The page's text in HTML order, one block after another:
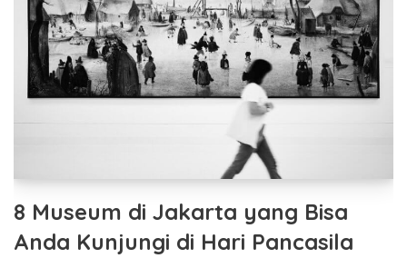
8 Museum di Jakarta yang Bisa
Anda Kunjungi di Hari Pancasila